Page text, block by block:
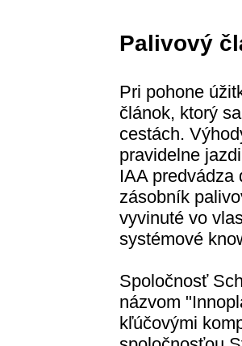
Palivový
Pri pohone
článok, ktorý
cestách.
pravidelne
IAA predvádza
zásobník
vyvinuté vo
systémové
Spoločnosť
názvom
kľúčovými